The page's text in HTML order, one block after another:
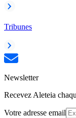
Tribunes
Newsletter
Recevez Aleteia
Votre adresse email